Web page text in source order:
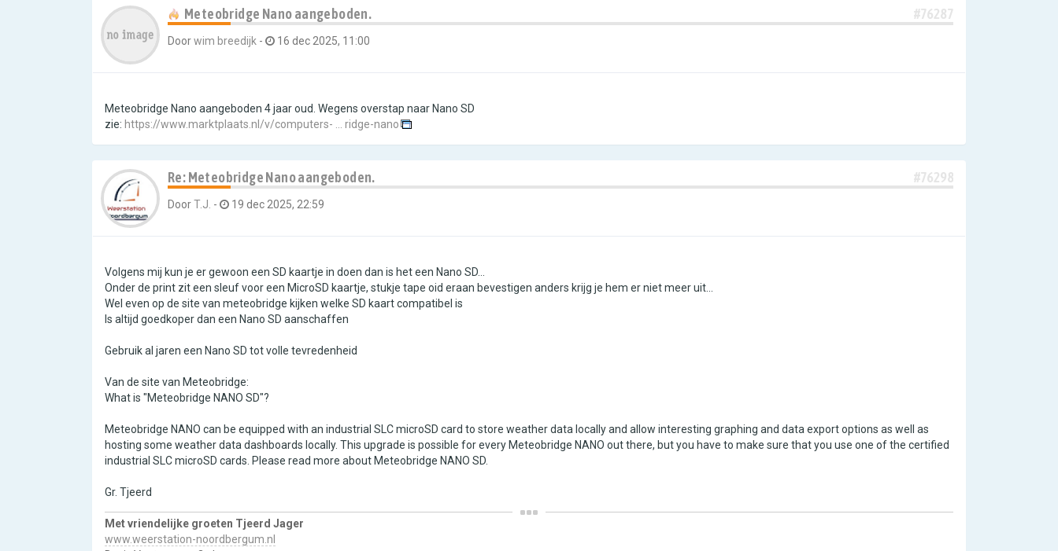
Meteobridge Nano aangeboden. #76287
Doorwim breedijk - 16 dec 2025, 11:00
Meteobridge Nano aangeboden 4 jaar oud. Wegens overstap naar Nano SD
zie: https://www.marktplaats.nl/v/computers- ... ridge-nano
Re: Meteobridge Nano aangeboden. #76298
DoorT.J. - 19 dec 2025, 22:59
Volgens mij kun je er gewoon een SD kaartje in doen dan is het een Nano SD...
Onder de print zit een sleuf voor een MicroSD kaartje, stukje tape oid eraan bevestigen anders krijg je hem er niet meer uit...
Wel even op de site van meteobridge kijken welke SD kaart compatibel is
Is altijd goedkoper dan een Nano SD aanschaffen
Gebruik al jaren een Nano SD tot volle tevredenheid
Van de site van Meteobridge:
What is "Meteobridge NANO SD"?
Meteobridge NANO can be equipped with an industrial SLC microSD card to store weather data locally and allow interesting graphing and data export options as well as
hosting some weather data dashboards locally. This upgrade is possible for every Meteobridge NANO out there, but you have to make sure that you use one of the certified
industrial SLC microSD cards. Please read more about Meteobridge NANO SD.
Gr. Tjeerd
Met vriendelijke groeten Tjeerd Jager
www.weerstation-noordbergum.nl